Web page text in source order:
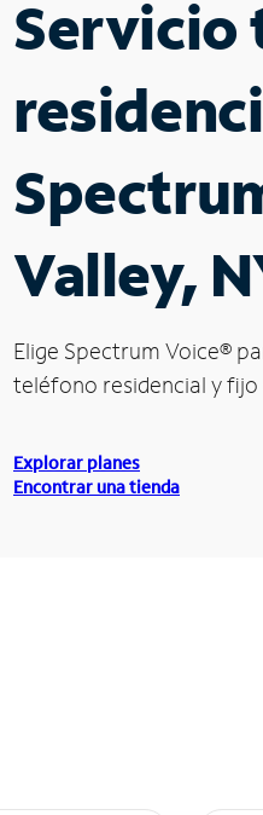
Servicio
Valley,
Elige Spectrum Voice®
teléfono residencial y fijo
Explorar planes
Encontrar una tienda